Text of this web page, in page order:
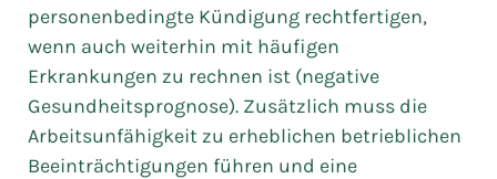
personenbedingte Kündigung rechtfertigen,
wenn auch weiterhin mit häufigen
Erkrankungen zu rechnen ist (negative
Gesundheitsprognose). Zusätzlich muss die
Arbeitsunfähigkeit zu erheblichen betrieblichen
Beeinträchtigungen führen und eine